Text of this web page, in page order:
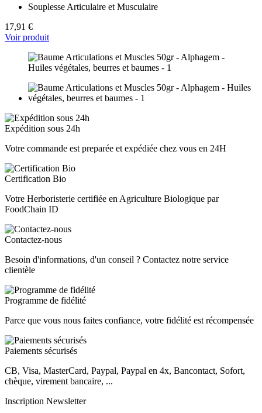
Souplesse Articulaire et Musculaire
17,91 €
Voir produit
Expédition sous 24h
Votre commande est preparée et expédiée chez vous en 24H
Certification Bio
Votre Herboristerie certifiée en Agriculture Biologique par
FoodChain ID
Contactez-nous
Besoin d'informations, d'un conseil ? Contactez notre service
clientèle
Programme de fidélité
Parce que vous nous faites confiance, votre fidélité est récompensée
Paiements sécurisés
CB, Visa, MasterCard, Paypal, Paypal en 4x, Bancontact, Sofort,
chèque, virement bancaire, ...
Inscription Newsletter